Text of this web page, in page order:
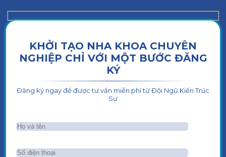
KHỞI TẠO NHA KHOA CHUYÊN
NGHIỆP CHỈ VỚI MỘT BƯỚC ĐĂNG
KÝ
Đăng ký ngay để được tư vấn miễn phí từ Đội Ngũ Kiến Trúc
Sư